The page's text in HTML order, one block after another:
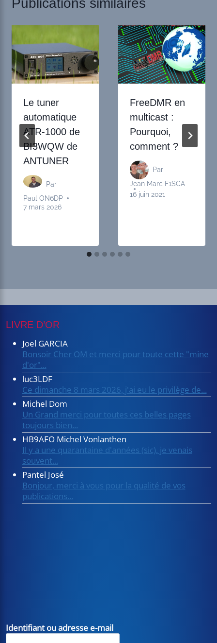
Publications similaires
Le tuner
automatique
ATR-1000 de
BI3WQW de
ANTUNER
Par
Paul ON6DP
7 mars 2026
FreeDMR en
multicast :
Pourquoi,
comment ?
Par
Jean Marc F1SCA
16 juin 2021
LIVRE D’OR
Joel GARCIA
Bonsoir Cher OM et merci pour toute cette "mine
d'or"...
luc3LDF
Ce dimanche 8 mars 2026, j'ai eu le privilège de...
Michel Dom
Un Grand merci pour toutes ces belles pages
toujours bien...
HB9AFO Michel Vonlanthen
Il y a une quarantaine d'années (sic), je venais
souvent...
Pantel José
Bonjour, merci à vous pour la qualité de vos
publications...
Identifiant ou adresse e-mail